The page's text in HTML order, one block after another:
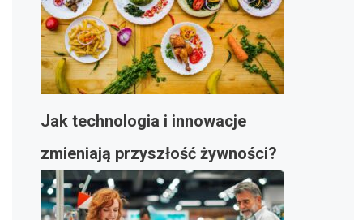
Jak technologia i innowacje
zmieniają przyszłość żywności?